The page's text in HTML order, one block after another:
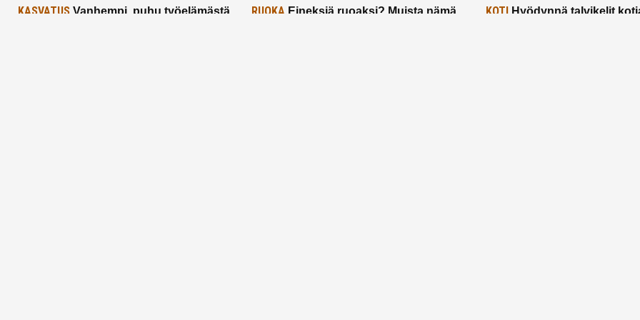
KASVATUS Vanhempi, puhu työelämästä
RUOKA Eineksiä ruoaksi? Muista nämä
KOTIHyödynnä talvikelit